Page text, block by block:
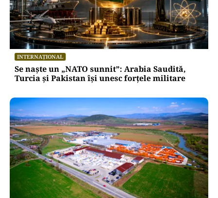
INTERNAȚIONAL
Se naște un „NATO sunnit”: Arabia Saudită,
Turcia și Pakistan își unesc forțele militare